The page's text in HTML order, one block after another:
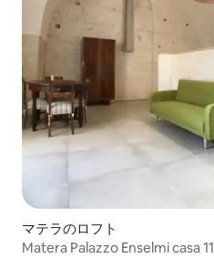
マテラのロフト
Matera Palazzo Enselmi casa 11